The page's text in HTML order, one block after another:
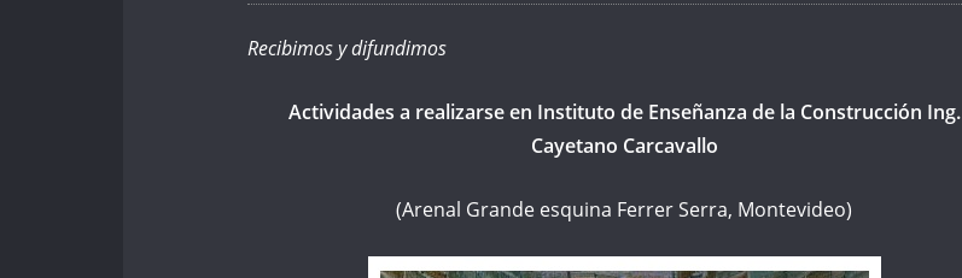
Recibimos y difundimos
Actividades a realizarse en Instituto de Enseñanza de la Construcción Ing.
Cayetano Carcavallo
(Arenal Grande esquina Ferrer Serra, Montevideo)